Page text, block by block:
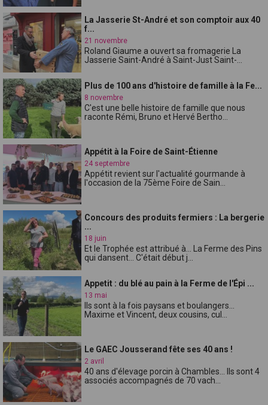
La Jasserie St-André et son comptoir aux 40
f...
21 novembre
Roland Giaume a ouvert sa fromagerie La
Jasserie Saint-André à Saint-Just Saint-...
Plus de 100 ans d'histoire de famille à la Fe...
8 novembre
C'est une belle histoire de famille que nous
raconte Rémi, Bruno et Hervé Bertho...
Appétit à la Foire de Saint-Étienne
24 septembre
Appétit revient sur l'actualité gourmande à
l'occasion de la 75ème Foire de Sain...
Concours des produits fermiers : La bergerie
...
18 juin
Et le Trophée est attribué à... La Ferme des Pins
qui dansent... C'était début j...
Appetit : du blé au pain à la Ferme de l'Épi ...
13 mai
Ils sont à la fois paysans et boulangers...
Maxime et Vincent, deux cousins, cul...
Le GAEC Jousserand fête ses 40 ans !
2 avril
40 ans d'élevage porcin à Chambles... Ils sont 4
associés accompagnés de 70 vach...